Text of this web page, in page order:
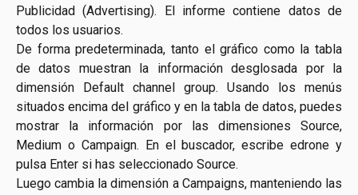
Publicidad (Advertising). El informe contiene datos de
todos los usuarios.
De forma predeterminada, tanto el gráfico como la tabla
de datos muestran la información desglosada por la
dimensión Default channel group. Usando los menús
situados encima del gráfico y en la tabla de datos, puedes
mostrar la información por las dimensiones Source,
Medium o Campaign. En el buscador, escribe edrone y
pulsa Enter si has seleccionado Source.
Luego cambia la dimensión a Campaigns, manteniendo las